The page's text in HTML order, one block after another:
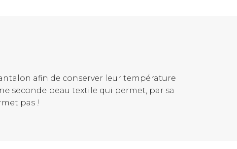
afin de conserver leur température
seconde peau textile qui permet, par sa
pas !